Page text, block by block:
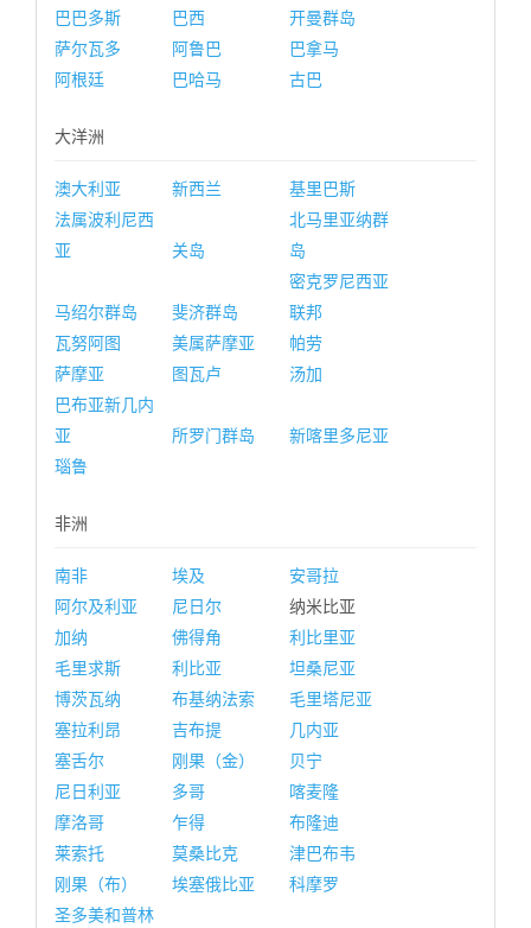
巴巴多斯
巴西
开曼群岛
萨尔瓦多
阿鲁巴
巴拿马
阿根廷
巴哈马 古巴
大洋洲
澳大利亚 新西兰
基里巴斯
法属波利尼西
亚
关岛
北马里亚纳群
岛
马绍尔群岛 斐济群岛
密克罗尼西亚
联邦
瓦努阿图
美属萨摩亚
帕劳
萨摩亚
图瓦卢
汤加
巴布亚新几内
亚
所罗门群岛
新喀里多尼亚
瑙鲁
非洲
南非 埃及
安哥拉
阿尔及利亚
尼日尔
纳米比亚
加纳
佛得角
利比里亚
毛里求斯
利比亚
坦桑尼亚
博茨瓦纳
布基纳法索
毛里塔尼亚
塞拉利昂
吉布提
几内亚
塞舌尔
刚果（金）
贝宁
尼日利亚
多哥
喀麦隆
摩洛哥
乍得
布隆迪
莱索托
莫桑比克
津巴布韦
刚果（布）
埃塞俄比亚
科摩罗
圣多美和普林